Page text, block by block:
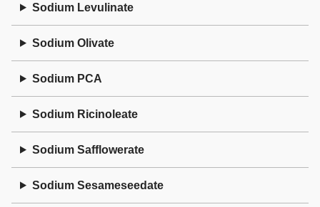
Sodium Levulinate
Sodium Olivate
Sodium PCA
Sodium Ricinoleate
Sodium Safflowerate
Sodium Sesameseedate